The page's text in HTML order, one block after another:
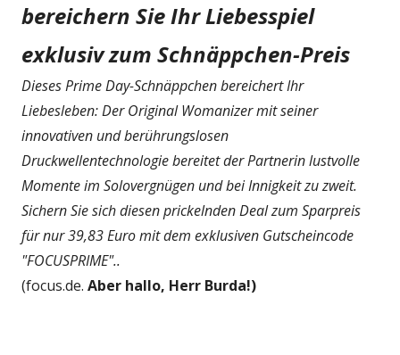
bereichern Sie Ihr Liebesspiel
exklusiv zum Schnäppchen-Preis
Dieses Prime Day-Schnäppchen bereichert Ihr
Liebesleben: Der Original Womanizer mit seiner
innovativen und berührungslosen
Druckwellentechnologie bereitet der Partnerin lustvolle
Momente im Solovergnügen und bei Innigkeit zu zweit.
Sichern Sie sich diesen prickelnden Deal zum Sparpreis
für nur 39,83 Euro mit dem exklusiven Gutscheincode
"FOCUSPRIME"..
(focus.de. Aber hallo, Herr Burda!)